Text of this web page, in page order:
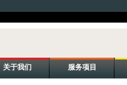
关于我们 服务项目